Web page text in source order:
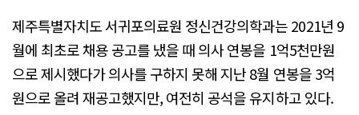
제주특별자치도 서귀포의료원 정신건강의학과는 2021년 9
월에 최초로 채용 공고를 냈을 때 의사 연봉을 1억5천만원
으로 제시했다가 의사를 구하지 못해 지난 8월 연봉을 3억
원으로 올려 재공고했지만, 여전히 공석을 유지하고 있다.